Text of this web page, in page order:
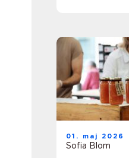
01. maj 2026
Sofia Blom